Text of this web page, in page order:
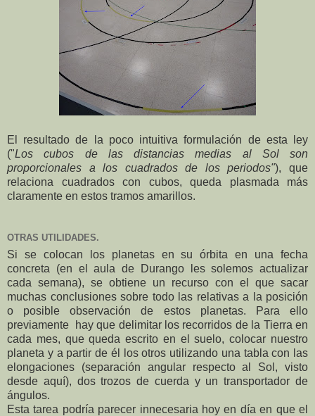
El resultado de la poco intuitiva formulación de esta ley
("Los cubos de las distancias medias al Sol son
proporcionales a los cuadrados de los periodos"), que
relaciona cuadrados con cubos, queda plasmada más
claramente en estos tramos amarillos.
OTRAS UTILIDADES.
Si se colocan los planetas en su órbita en una fecha
concreta (en el aula de Durango les solemos actualizar
cada semana), se obtiene un recurso con el que sacar
muchas conclusiones sobre todo las relativas a la posición
o posible observación de estos planetas. Para ello
previamente hay que delimitar los recorridos de la Tierra en
cada mes, que queda escrito en el suelo, colocar nuestro
planeta y a partir de él los otros utilizando una tabla con las
elongaciones (separación angular respecto al Sol, visto
desde aquí), dos trozos de cuerda y un transportador de
ángulos.
Esta tarea podría parecer innecesaria hoy en día en que el